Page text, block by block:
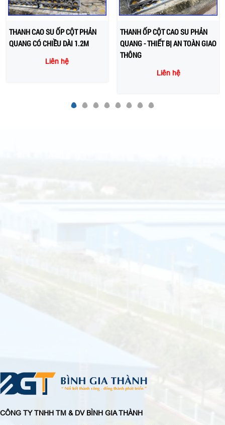
THANH CAO SU ỐP CỘT PHẢN
QUANG CÓ CHIỀU DÀI 1.2M
Liên hệ
THANH ỐP CỘT CAO SU PHẢN
QUANG - THIẾT BỊ AN TOÀN GIAO
THÔNG
Liên hệ
CÔNG TY TNHH TM & DV BÌNH GIA THÀNH